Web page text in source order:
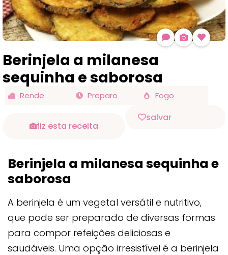
Berinjela a milanesa
sequinha e saborosa
Rende Preparo Fogo
fiz esta receita
salvar
Berinjela a milanesa sequinha e
saborosa
A berinjela é um vegetal versátil e nutritivo,
que pode ser preparado de diversas formas
para compor refeições deliciosas e
saudáveis. Uma opção irresistível é a berinjela